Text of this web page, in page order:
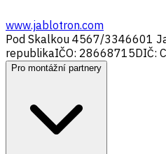
www.jablotron.com
Pod Skalkou 4567/3346601
republikaIČO: 28668715DIČ:
Pro montážní partnery